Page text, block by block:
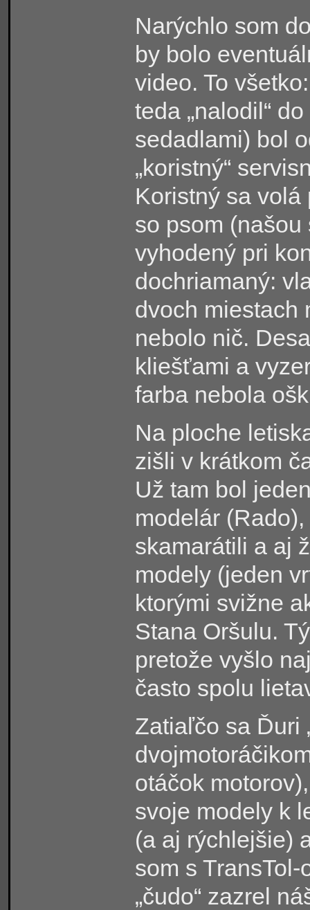
Narýchlo som
by bolo
video. To
teda „nalodil“
sedadlami) bol
„koristný“
Koristný sa
so psom
vyhodený pri
dochriamaný:
dvoch miestach
nebolo nič.
kliešťami a
farba nebola
Na ploche
zišli v krátkom
Už tam bol
modelár
skamarátili a aj
modely (jeden
ktorými svižne
Stana Oršulu.
pretože vyšlo
často spolu
Zatiaľčo sa Ďuri
otáčok
svoje modely k
(a aj rýchlejšie)
som s
„čudo“ zazrel